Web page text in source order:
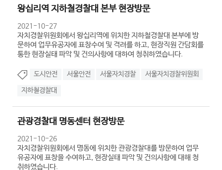
왕십리역 지하철경찰대 본부 현장방문
2021-10-27
자치경찰위원회에서 왕십리역에 위치한 지하철경찰대 본부에 방
문하여 업무유공자에 표창수여 및 격려를 하고, 현장직원 간담회를
통한 현장실태 파악 및 건의사항에 대하여 청취하였습니다.
도시안전 서울안전 서울자치경찰 서울자치경찰위원회
지하철경찰대
관광경찰대 명동센터 현장방문
2021-10-26
자치경찰위원회에서 명동에 위치한 관광경찰대를 방문하여 업무
유공자에 표창을 수여하고, 현장실태 파악 및 건의사항에 대해 청
취하였습니다.